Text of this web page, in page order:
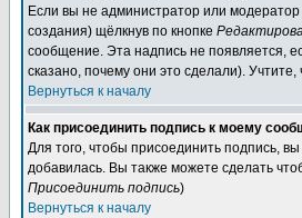
Если вы не администратор или
создания) щёлкнув по кнопке
сообщение. Эта надпись не появляется,
сказано, почему они это сделали).
Вернуться к началу
Как присоединить подпись к моему
Для того, чтобы присоединить подпись,
добавилась. Вы также можете сделать
Присоединить подпись)
Вернуться к началу